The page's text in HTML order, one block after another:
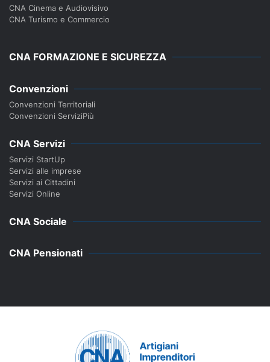
CNA Cinema e Audiovisivo
CNA Turismo e Commercio
CNA FORMAZIONE E SICUREZZA
Convenzioni
Convenzioni Territoriali
Convenzioni ServiziPiù
CNA Servizi
Servizi StartUp
Servizi alle imprese
Servizi ai Cittadini
Servizi Online
CNA Sociale
CNA Pensionati